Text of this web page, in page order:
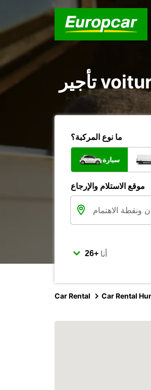
ما نوع المركبة؟
سيارة
موقع الاستلام والإرجاع
أنا
Car Rental Car Rental